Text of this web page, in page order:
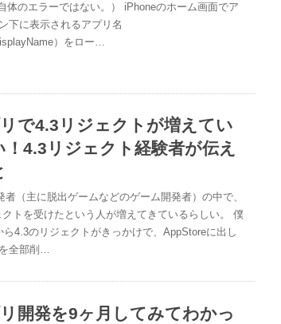
体のエラーではない。） iPhoneのホーム画面でア
下に表示されるアプリ名
）をロー…
で4.3リジェクトが増えてい
！4.3リジェクト経験者が伝え
者（主に脱出ゲームなどのゲーム開発者）の中で、
トを受けたという人が増えてきているらしい。 僕
ら4.3のリジェクトがきっかけで、AppStoreに出し
全部削…
開発を9ヶ月してみてわかっ